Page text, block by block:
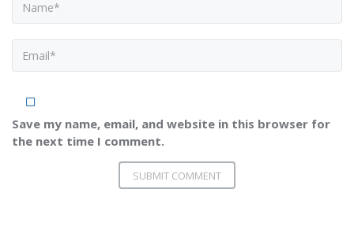
Save my name, email, and website in this browser for
the next time I comment.